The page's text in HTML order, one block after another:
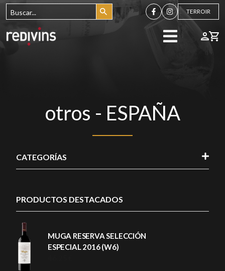
TERROIR
otros - ESPAÑA
CATEGORÍAS
PRODUCTOS DESTACADOS
MUGA RESERVA SELECCIÓN
ESPECIAL 2016 (W6)